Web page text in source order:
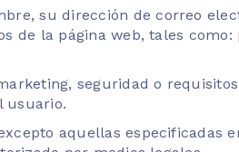
su dirección de correo
de la página web, tales
seguridad o
usuario.
aquellas especificadas